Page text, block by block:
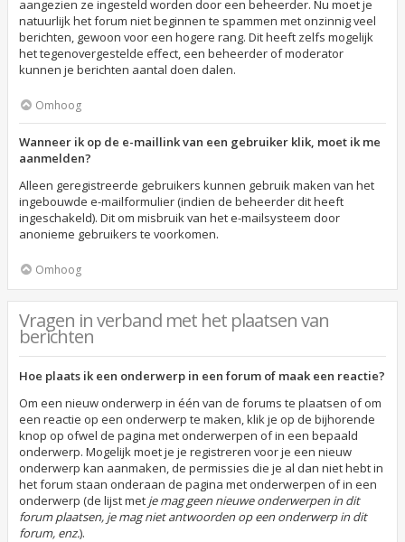
aangezien ze ingesteld worden door een beheerder. Nu moet je
natuurlijk het forum niet beginnen te spammen met onzinnig veel
berichten, gewoon voor een hogere rang. Dit heeft zelfs mogelijk
het tegenovergestelde effect, een beheerder of moderator
kunnen je berichten aantal doen dalen.
Omhoog
Wanneer ik op de e-maillink van een gebruiker klik, moet ik me
aanmelden?
Alleen geregistreerde gebruikers kunnen gebruik maken van het
ingebouwde e-mailformulier (indien de beheerder dit heeft
ingeschakeld). Dit om misbruik van het e-mailsysteem door
anonieme gebruikers te voorkomen.
Omhoog
Vragen in verband met het plaatsen van
berichten
Hoe plaats ik een onderwerp in een forum of maak een reactie?
Om een nieuw onderwerp in één van de forums te plaatsen of om
een reactie op een onderwerp te maken, klik je op de bijhorende
knop op ofwel de pagina met onderwerpen of in een bepaald
onderwerp. Mogelijk moet je je registreren voor je een nieuw
onderwerp kan aanmaken, de permissies die je al dan niet hebt in
het forum staan onderaan de pagina met onderwerpen of in een
onderwerp (de lijst met je mag geen nieuwe onderwerpen in dit
forum plaatsen, je mag niet antwoorden op een onderwerp in dit
forum, enz.).